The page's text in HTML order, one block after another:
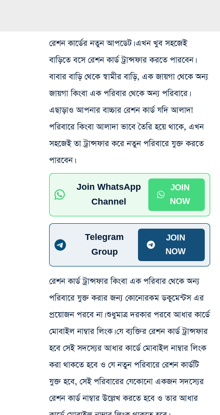
রেশন কার্ডের নতুন আপডেট। এখন খুব সহজেই
বাড়িতে বসে রেশন কার্ড ট্রান্সফার করতে পারবেন।
বাবার বাড়ি থেকে স্বামীর বাড়ি, এক জায়গা থেকে অন্য
জায়গা কিংবা এক পরিবার থেকে অন্য পরিবারে।
এছাড়াও আপনার বাচ্চার রেশন কার্ড যদি আলাদা
পরিবারে কিংবা আলাদা ভাবে তৈরি হয়ে থাকে, এখন
সহজেই তা ট্রান্সফার করে নতুন পরিবারে যুক্ত করতে
পারবেন।
Join WhatsApp
Channel
JOIN
NOW
Telegram
Group
JOIN
NOW
রেশন কার্ড ট্রান্সফার কিংবা এক পরিবার থেকে অন্য
পরিবারে যুক্ত করার জন্য কোনোরকম ডকুমেন্টস এর
প্রয়োজন পরবে না। শুধুমাত্র দরকার পরবে আধার কার্ডে
মোবাইল নাম্বার লিংক। যে ব্যক্তির রেশন কার্ড ট্রান্সফার
হবে সেই সদস্যের আধার কার্ডে মোবাইল নাম্বার লিংক
করা থাকতে হবে ও যে নতুন পরিবারে রেশন কার্ডটি
যুক্ত হবে, সেই পরিবারের যেকোনো একজন সদস্যের
রেশন কার্ড নাম্বার উল্লেখ করতে হবে ও তার আধার